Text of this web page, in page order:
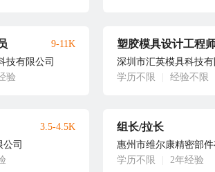
技有限公司
验
9-11K 塑胶模具设计工程
深圳市汇英模具科技
学历不限
经验不限
司
3.5-4.5K 组长/拉长
惠州市维尔康精密部
学历不限
2年经验